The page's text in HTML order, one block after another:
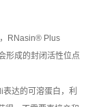
RNasin® Plus
形成的封闭活性位点
达的可溶蛋白，利